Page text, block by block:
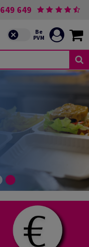
649